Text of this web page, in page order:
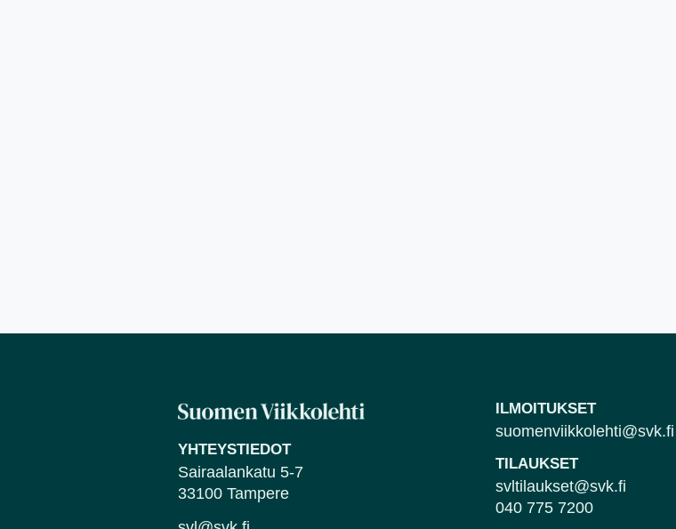
YHTEYSTIEDOT
Sairaalankatu 5-7
33100 Tampere
ILMOITUKSET
suomenviikkolehti@svk.fi
TILAUKSET
svltilaukset@svk.fi
040 775 7200